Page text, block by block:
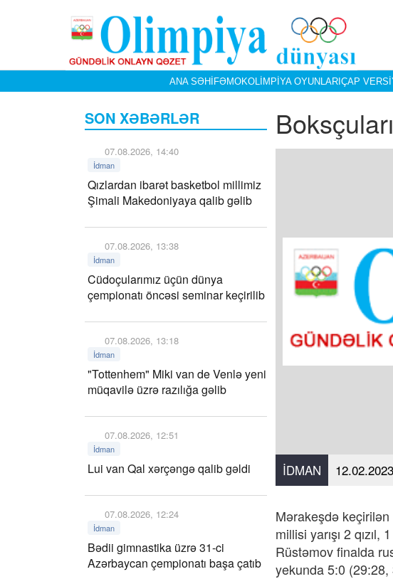
ANA SƏHIFƏMOKOLIMPIYA OYUNLARIÇAP
SON XƏBƏRLƏR
07.08.2026, 14:40
İdman
Qızlardan ibarət basketbol millimiz
Şimali Makedoniyaya qalib gəlib
07.08.2026, 13:38
İdman
Cüdoçularımız üçün dünya
çempionatı öncəsi seminar keçirilib
07.08.2026, 13:18
İdman
"Tottenhem" Miki van de Venlə yeni
müqavilə üzrə razılığa gəlib
07.08.2026, 12:51
İdman
Lui van Qal xərçəngə qalib gəldi
07.08.2026, 12:24
İdman
Bədii gimnastika üzrə 31-ci
Azərbaycan çempionatı başa çatıb
İDMAN
Mərakeşdə
millisi yarışı 2
Rüstəmov finalda
yekunda 5:0